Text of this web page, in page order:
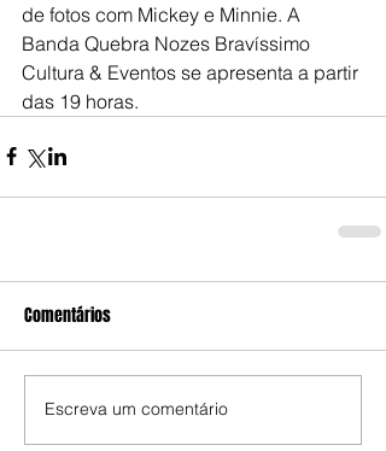
de fotos com Mickey e Minnie. A
Banda Quebra Nozes Bravíssimo
Cultura & Eventos se apresenta a partir
das 19 horas.
Comentários
Escreva um comentário